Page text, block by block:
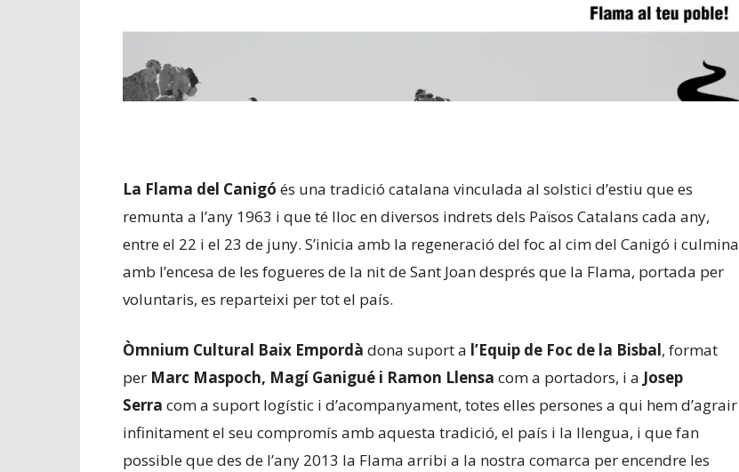
La Flama del Canigó és una tradició catalana vinculada al solstici d’estiu que es
remunta a l’any 1963 i que té lloc en diversos indrets dels Països Catalans cada any,
entre el 22 i el 23 de juny. S’inicia amb la regeneració del foc al cim del Canigó i culmina
amb l’encesa de les fogueres de la nit de Sant Joan després que la Flama, portada per
voluntaris, es reparteixi per tot el país.
Òmnium Cultural Baix Empordà dona suport a l’Equip de Foc de la Bisbal, format
per Marc Maspoch, Magí Ganigué i Ramon Llensa com a portadors, i a Josep
Serra com a suport logístic i d’acompanyament, totes elles persones a qui hem d’agrair
infinitament el seu compromís amb aquesta tradició, el país i la llengua, i que fan
possible que des de l’any 2013 la Flama arribi a la nostra comarca per encendre les